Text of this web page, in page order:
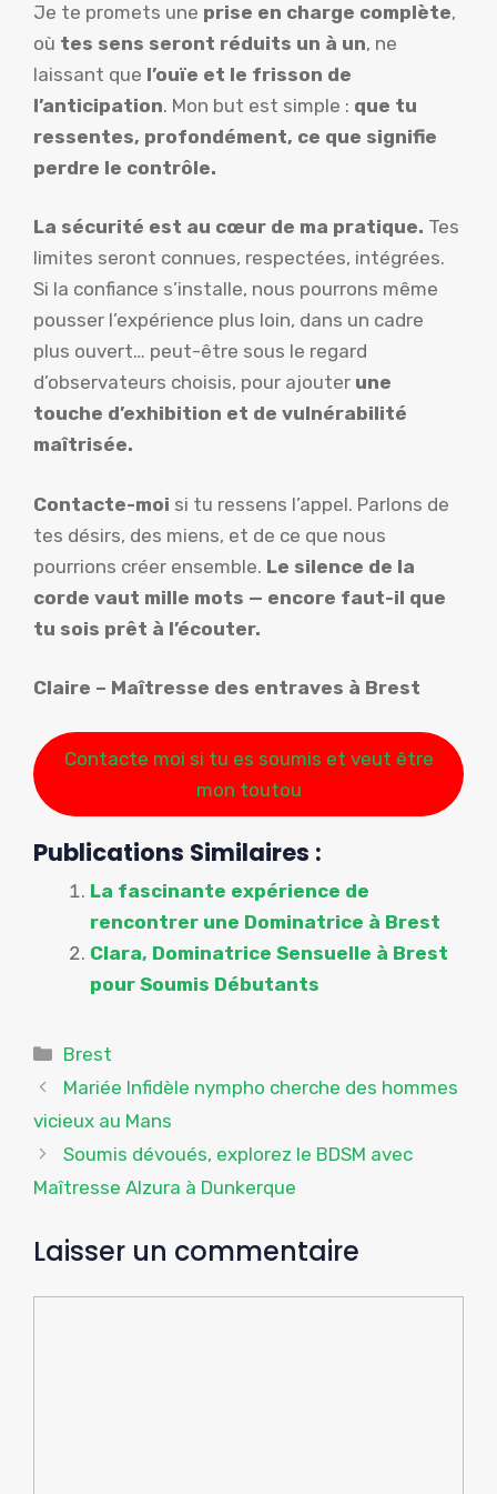
Je te promets une prise en charge complète,
où tes sens seront réduits un à un, ne
laissant que l’ouïe et le frisson de
l’anticipation. Mon but est simple : que tu
ressentes, profondément, ce que signifie
perdre le contrôle.
La sécurité est au cœur de ma pratique. Tes
limites seront connues, respectées, intégrées.
Si la confiance s’installe, nous pourrons même
pousser l’expérience plus loin, dans un cadre
plus ouvert… peut-être sous le regard
d’observateurs choisis, pour ajouter une
touche d’exhibition et de vulnérabilité
maîtrisée.
Contacte-moi si tu ressens l’appel. Parlons de
tes désirs, des miens, et de ce que nous
pourrions créer ensemble. Le silence de la
corde vaut mille mots — encore faut-il que
tu sois prêt à l’écouter.
Claire – Maîtresse des entraves à Brest
Contacte moi si tu es soumis et veut être
mon toutou
Publications Similaires :
La fascinante expérience de
rencontrer une Dominatrice à Brest
Clara, Dominatrice Sensuelle à Brest
pour Soumis Débutants
Catégories
Brest
Mariée Infidèle nympho cherche des hommes
vicieux au Mans
Soumis dévoués, explorez le BDSM avec
Maîtresse Alzura à Dunkerque
Laisser un commentaire